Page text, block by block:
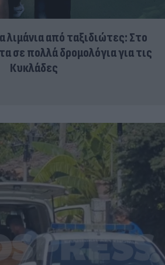
λιμάνια από ταξιδιώτες: Στο
σε πολλά δρομολόγια για τις
Κυκλάδες